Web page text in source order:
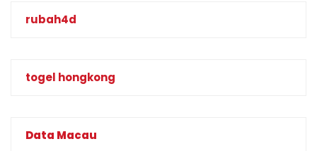
rubah4d
togel hongkong
Data Macau